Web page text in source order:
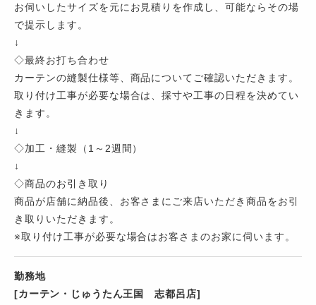
お伺いしたサイズを元にお見積りを作成し、可能ならその場
で提示します。
↓
◇最終お打ち合わせ
カーテンの縫製仕様等、商品についてご確認いただきます。
取り付け工事が必要な場合は、採寸や工事の日程を決めてい
きます。
↓
◇加工・縫製（1～2週間）
↓
◇商品のお引き取り
商品が店舗に納品後、お客さまにご来店いただき商品をお引
き取りいただきます。
※取り付け工事が必要な場合はお客さまのお家に伺います。
勤務地
[カーテン・じゅうたん王国 志都呂店]